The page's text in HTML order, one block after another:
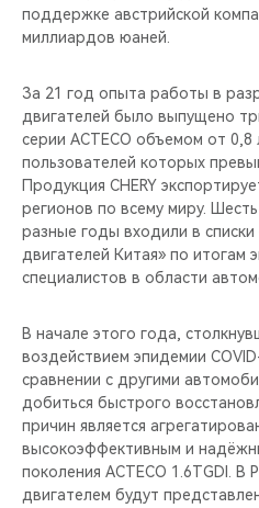
НАШИ МЕРОПРИЯТИЯ
ВИДЕООБЗОРЫ
CHERY ДЛЯ ДЕТЕЙ
поддержке австрийской
миллиардов юаней.
За 21 год опыта работы в
двигателей было выпущено
серии ACTECO объемом от
пользователей которых
Продукция CHERY
регионов по всему миру. Шесть
разные годы входили в
двигателей Китая» по итогам
специалистов в области
В начале этого года,
воздействием эпидемии
сравнении с другими
добиться быстрого
причин является
высокоэффективным и
поколения ACTECO 1.6TGDI. В
двигателем будут